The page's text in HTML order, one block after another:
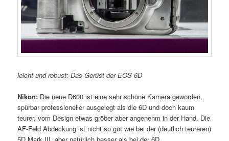
leicht und robust: Das Gerüst der EOS 6D
Nikon: Die neue D600 ist eine sehr schöne Kamera geworden,
spürbar professioneller ausgelegt als die 6D und doch kaum
teurer, vom Design etwas gröber aber angenehm in der Hand. Die
AF-Feld Abdeckung ist nicht so gut wie bei der (deutlich teureren)